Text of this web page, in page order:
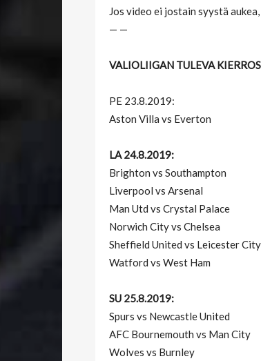
Jos video ei jostain syystä
— —
VALIOLIIGAN TULEVA
PE 23.8.2019:
Aston Villa vs Everton
LA 24.8.2019:
Brighton vs Southampton
Liverpool vs Arsenal
Man Utd vs Crystal Palace
Norwich City vs Chelsea
Sheffield United vs Leicester City
Watford vs West Ham
SU 25.8.2019:
Spurs vs Newcastle United
AFC Bournemouth vs Man City
Wolves vs Burnley